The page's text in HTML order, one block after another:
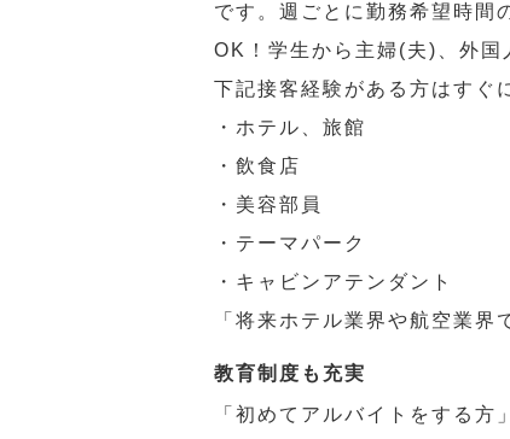
です。週ごとに勤務希望時間
OK！学生から主婦(夫)、外国
下記接客経験がある方はすぐ
・ホテル、旅館
・飲食店
・美容部員
・テーマパーク
・キャビンアテンダント
「将来ホテル業界や航空業
教育制度も充実
「初めてアルバイトをする